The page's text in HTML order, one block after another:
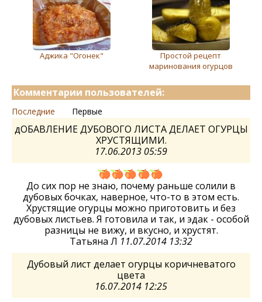
Аджика "Огонек"
Простой рецепт
маринования огурцов
Комментарии пользователей:
Последние Первые
дОБАВЛЕНИЕ ДУБОВОГО ЛИСТА ДЕЛАЕТ ОГУРЦЫ
ХРУСТЯЩИМИ.
17.06.2013 05:59
До сих пор не знаю, почему раньше солили в
дубовых бочках, наверное, что-то в этом есть.
Хрустящие огурцы можно приготовить и без
дубовых листьев. Я готовила и так, и эдак - особой
разницы не вижу, и вкусно, и хрустят.
Татьяна Л 11.07.2014 13:32
Дубовый лист делает огурцы коричневатого
цвета
16.07.2014 12:25